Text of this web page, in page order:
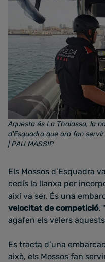
Aquesta és La Thalassa, la
d'Esquadra que ara fan
| PAU MASSIP
Els Mossos d’Esquadra
cedís la llanxa per
així va ser. És una
velocitat de competició.
agafen els velers
Es tracta d’una
això, els Mossos fan